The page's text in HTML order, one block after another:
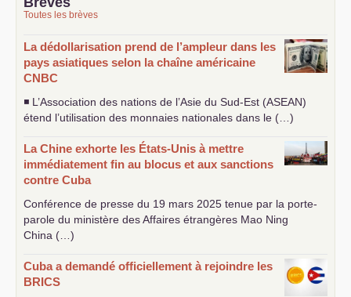
Toutes les brèves
La dédollarisation prend de l’ampleur dans les
pays asiatiques selon la chaîne américaine
CNBC
◾ L’Association des nations de l’Asie du Sud-Est (ASEAN)
étend l’utilisation des monnaies nationales dans le (…)
La Chine exhorte les États-Unis à mettre
immédiatement fin au blocus et aux sanctions
contre Cuba
Conférence de presse du 19 mars 2025 tenue par la porte-
parole du ministère des Affaires étrangères Mao Ning
China (…)
Cuba a demandé officiellement à rejoindre les
BRICS